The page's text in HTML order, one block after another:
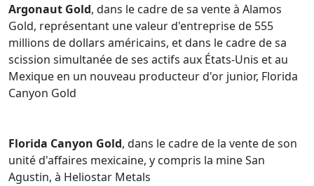
Argonaut Gold, dans le cadre de sa vente à Alamos
Gold, représentant une valeur d'entreprise de 555
millions de dollars américains, et dans le cadre de sa
scission simultanée de ses actifs aux États-Unis et au
Mexique en un nouveau producteur d'or junior, Florida
Canyon Gold
Florida Canyon Gold, dans le cadre de la vente de son
unité d'affaires mexicaine, y compris la mine San
Agustin, à Heliostar Metals